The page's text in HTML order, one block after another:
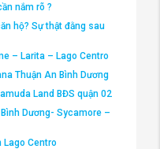
nắm rõ ?
hộ? Sự thật đằng sau
– Larita – Lago Centro
Thuận An Bình Dương
Land BĐS quận 02
Dương- Sycamore –
Lago Centro